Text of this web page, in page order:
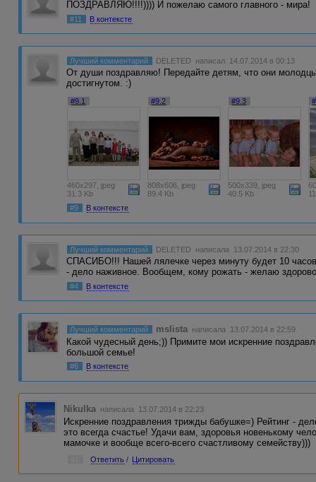
ПОЗДРАВЛЯЮ!!!!)))) И пожелаю самого главного - мира!
#11 В контексте
Лучший комментарий DELETED написал 14.07.2014 в 00:13
От души поздравляю! Передайте детям, что они
достигнутом. :)
#9.1
460x297, jpeg
31.3 Kb
#9.2
808x606, jpeg
89.4 Kb
#9.3
500x339, jpeg
40.5 Kb
#9
В контексте
Лучший комментарий DELETED написала 13.07.2014 в 22:30
СПАСИБО!!! Нашей лялечке через минуту будет 10
- дело наживное. Вообщем, кому рожать - желаю
#4 В контексте
Лучший комментарий mslista написала 13.07.2014 в 22:59
Какой чудесный день;)) Примите мои искренние
большой семье!
#6 В контексте
Nikulka написала 13.07.2014 в 22:23
Искренние поздравления трижды бабушке=) Рейтинг -
это всегда счастье! Удачи вам, здоровья новенькому
мамочке и вообще всего-всего счастливому семейству)))
Ответить / Цитировать